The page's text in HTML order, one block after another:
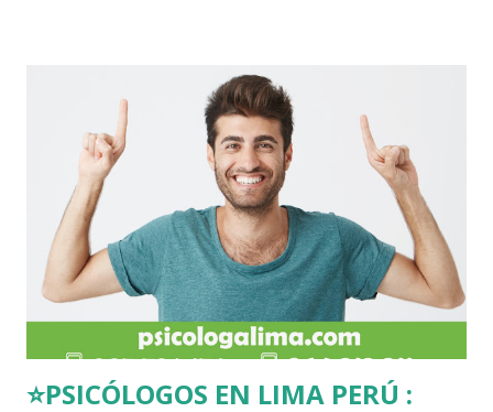
que puedan lograr una adecuada convivencia, una relación de
confianza y respeto o en su defecto lograr una separación de
pareja de forma cordial. ¿Funciona la terapia de pareja? Sí
funciona para aquellas parejas que están comprometidas con
el logro de alcanzar cambios, ya que en muchos casos una de
las personas es la que suele originar el conflicto de forma
inconsciente, por ello primero se debe realizar una evaluación
de la pareja, para poder definir...
⭐PSICÓLOGOS EN LIMA PERÚ :